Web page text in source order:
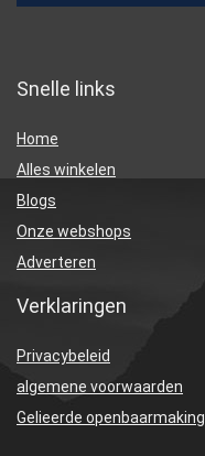
Snelle links
Home
Alles winkelen
Blogs
Onze webshops
Adverteren
Verklaringen
Privacybeleid
algemene voorwaarden
Gelieerde openbaarmaking